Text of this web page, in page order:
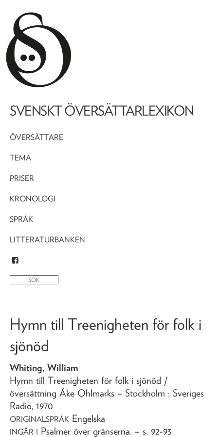
SVENSKT ÖVERSÄTTARLEXIKON
ÖVERSÄTTARE
TEMA
PRISER
KRONOLOGI
SPRÅK
LITTERATURBANKEN
Hymn till Treenigheten för folk i
sjönöd
Whiting, William
Hymn till Treenigheten för folk i sjönöd /
översättning Åke Ohlmarks – Stockholm : Sveriges
Radio, 1970
ORIGINALSPRÅK Engelska
INGÅR I Psalmer över gränserna. – s. 92-93